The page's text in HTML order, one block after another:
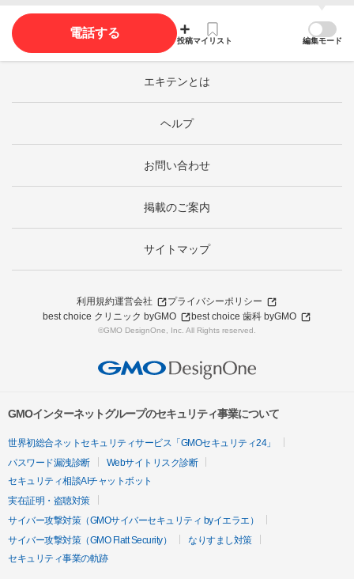
電話する
投稿マイリスト 編集モード
エキテンとは
ヘルプ
お問い合わせ
掲載のご案内
サイトマップ
利用規約運営会社
プライバシーポリシー
best choice クリニック byGMO
best choice 歯科 byGMO
©GMO DesignOne, Inc. All Rights reserved.
GMOインターネットグループのセキュリティ事業について
世界初総合ネットセキュリティサービス「GMOセキュリティ24」
パスワード漏洩診断
Webサイトリスク診断
セキュリティ相談AIチャットボット
実在証明・盗聴対策
サイバー攻撃対策（GMOサイバーセキュリティ byイエラエ）
サイバー攻撃対策（GMO Flatt Security）
なりすまし対策
セキュリティ事業の軌跡